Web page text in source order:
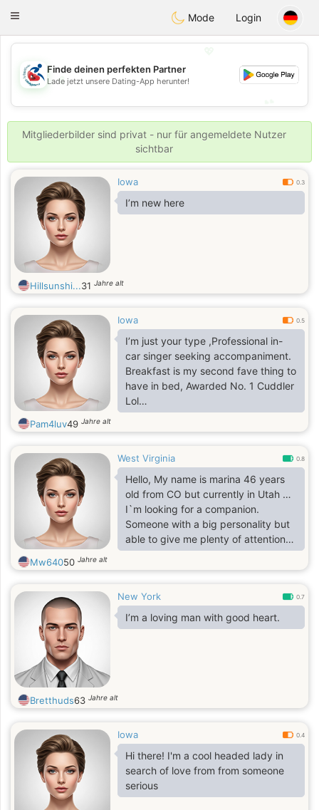
Handi Space
Toggle
Mode Login
💖
💕
Finde deinen perfekten Partner
Lade jetzt unsere Dating-App herunter!
Mitgliederbilder sind privat - nur für angemeldete Nutzer
sichtbar
Iowa 0.3
I’m new here
Hillsunshi...31 Jahre alt
Iowa 0.5
I’m just your type ,Professional in-
car singer seeking accompaniment.
Breakfast is my second fave thing to
have in bed, Awarded No. 1 Cuddler
Lol
80s music takes me back to the
good times
Pam4luv49 Jahre alt
West Virginia 0.8
Hello, My name is marina 46 years
old from CO but currently in Utah …
I`m looking for a companion.
Someone with a big personality but
able to give me plenty of attention
too. Please message me if you`ve
got a good appetite interesting
at yourself. KISSES
Mw64050 Jahre alt
New York 0.7
I’m a loving man with good heart.
Bretthuds63 Jahre alt
Iowa 0.4
Hi there! I'm a cool headed lady in
search of love from from someone
serious